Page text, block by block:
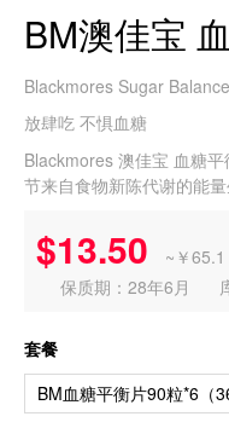
BM澳佳宝
Blackmores Sugar
放肆吃 不惧血糖
Blackmores 澳佳宝 血糖
节来自食物新陈代谢的能
$13.50
~￥65.1
保质期：28年6月
套餐
BM血糖平衡片90粒*6（